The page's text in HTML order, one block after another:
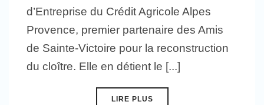
d’Entreprise du Crédit Agricole Alpes
Provence, premier partenaire des Amis
de Sainte-Victoire pour la reconstruction
du cloître. Elle en détient le [...]
LIRE PLUS